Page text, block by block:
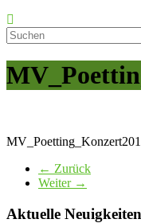
← Zurück
Weiter →
Aktuelle Neuigkeiten